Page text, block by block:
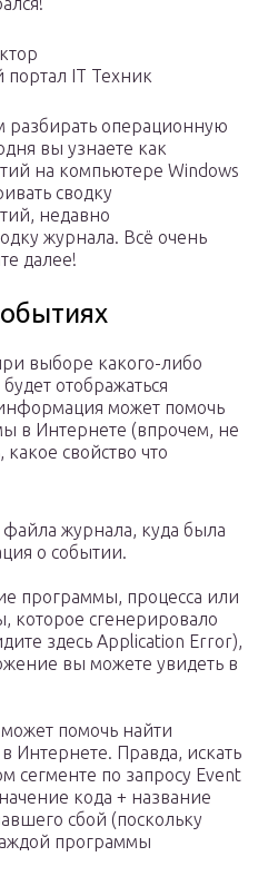
IT Техник
операционную
вы узнаете как
на компьютере Windows
сводку
недавно
журнала. Всё очень
далее!
выборе какого-либо
отображаться
может помочь
в Интернете (впрочем, не
какое свойство что
журнала, куда была
о событии.
программы, процесса или
которое сгенерировало
здесь Application Error),
вы можете увидеть в
помочь найти
Правда, искать
сегменте по запросу Event
кода + название
сбой (поскольку
программы